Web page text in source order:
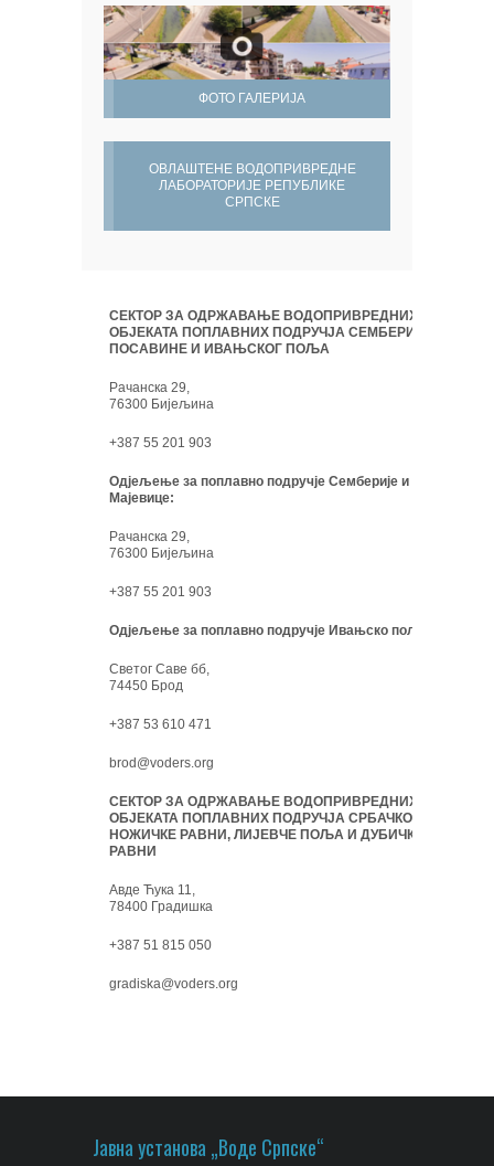
ФОТО ГАЛЕРИЈА
ОВЛАШТЕНЕ ВОДОПРИВРЕДНЕ
ЛАБОРАТОРИЈЕ РЕПУБЛИКЕ
СРПСКЕ
СЕКТОР ЗА ОДРЖАВАЊЕ ВОДОПРИВРЕДНИХ
ОБЈЕКАТА ПОПЛАВНИХ ПОДРУЧЈА СЕМБЕРИЈЕ,
ПОСАВИНЕ И ИВАЊСКОГ ПОЉА
Рачанска 29,
76300 Бијељина
+387 55 201 903
Одјељење за поплавно подручје Семберије и
Мајевице:
Рачанска 29,
76300 Бијељина
+387 55 201 903
Одјељење за поплавно подручје Ивањско поље:
Светог Саве бб,
74450 Брод
+387 53 610 471
brod@voders.org
СЕКТОР ЗА ОДРЖАВАЊЕ ВОДОПРИВРЕДНИХ
ОБЈЕКАТА ПОПЛАВНИХ ПОДРУЧЈА СРБАЧКО-
НОЖИЧКЕ РАВНИ, ЛИЈЕВЧЕ ПОЉА И ДУБИЧКЕ
РАВНИ
Авде Ћука 11,
78400 Градишка
+387 51 815 050
gradiska@voders.org
Јавна установа „Воде Српске“